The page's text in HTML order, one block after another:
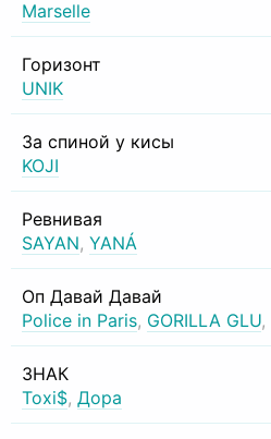
Marselle
Горизонт
UNIK
За спиной у кисы
KOJI
Ревнивая
SAYAN, YANÁ
Оп Давай Давай
Police in Paris, GORILLA GLU,
ЗНАК
Toxi$, Дора